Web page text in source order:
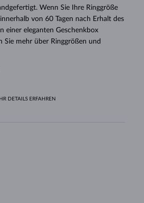
Wenn Sie Ihre Ringgröße
von 60 Tagen nach Erhalt des
einer eleganten Geschenkbox
mehr über Ringgrößen und
DETAILS ERFAHREN